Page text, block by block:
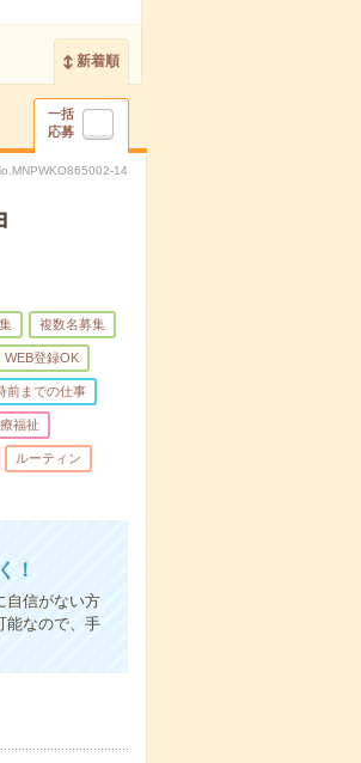
新着順
一括
応募
14
複数名募集
WEB登録OK
前までの仕事
福祉
ルーティン
！
自信がない方
能なので、手